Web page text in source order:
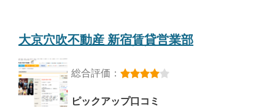
大京穴吹不動産 新宿賃貸営業部
総合評価：
ピックアップ口コミ